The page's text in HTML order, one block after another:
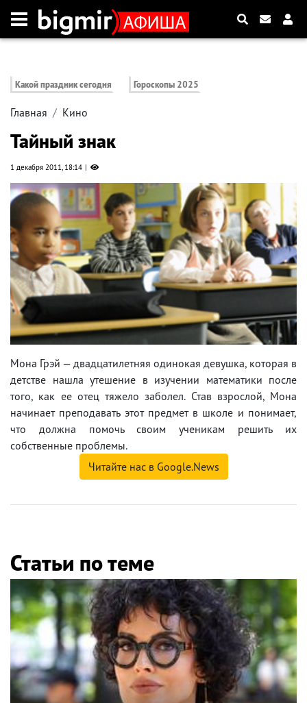
Какой праздник сегодня Гороскопы 2025
Главная Кино
Тайный знак
1 декабря 2011, 18:14
Мона Грэй — двадцатилетняя одинокая девушка, которая в
детстве нашла утешение в изучении математики после
того, как ее отец тяжело заболел. Став взрослой, Мона
начинает преподавать этот предмет в школе и понимает,
что должна помочь своим ученикам решить их
собственные проблемы.
Читайте нас в Google.News
Статьи по теме